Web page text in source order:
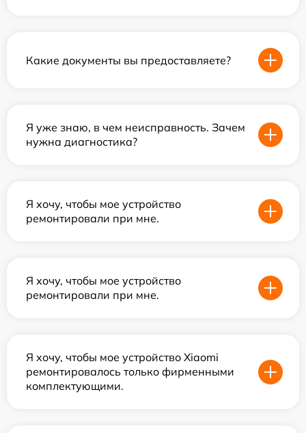
Какие документы вы предоставляете?
Я уже знаю, в чем неисправность. Зачем
нужна диагностика?
Я хочу, чтобы мое устройство
ремонтировали при мне.
Я хочу, чтобы мое устройство
ремонтировали при мне.
Я хочу, чтобы мое устройство Xiaomi
ремонтировалось только фирменными
комплектующими.